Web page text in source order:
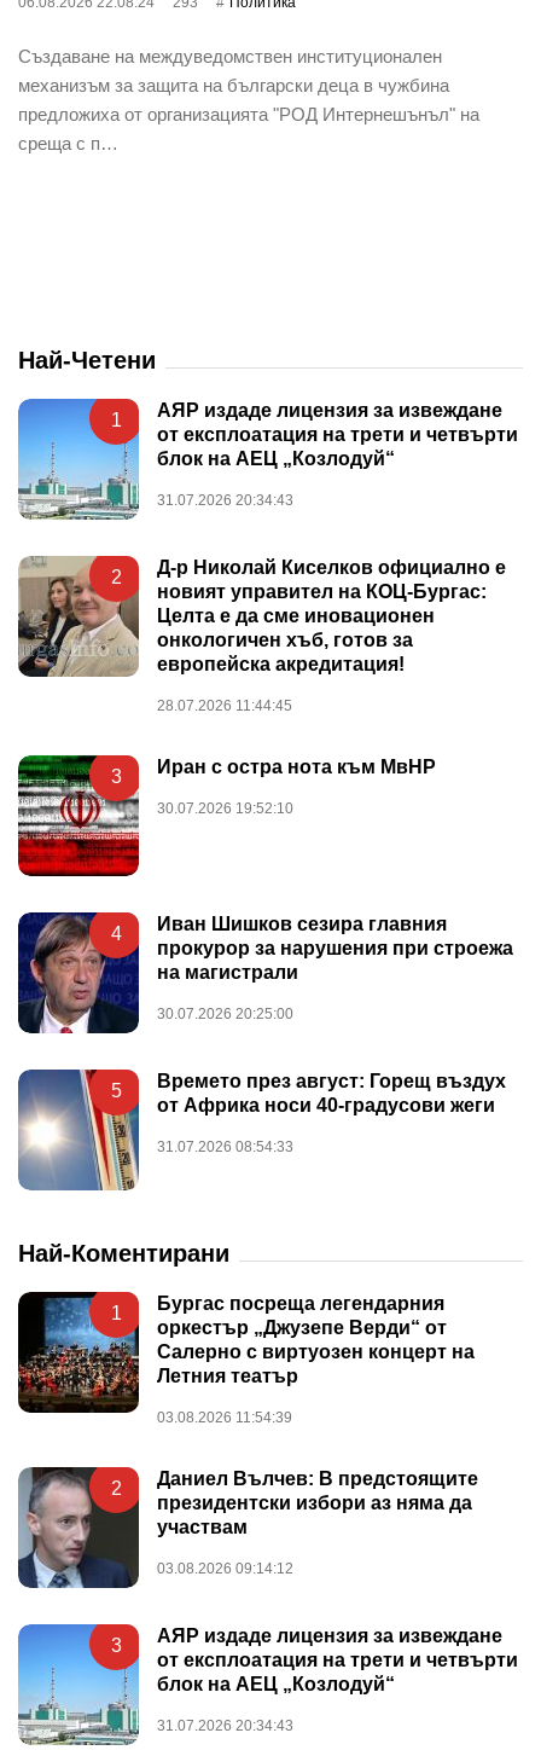
Създаване на междуведомствен институционален
механизъм за защита на български деца в чужбина
предложиха от организацията "РОД Интернешънъл" на
среща с п…
Най-Четени
1
АЯР издаде лицензия за извеждане
от експлоатация на трети и четвърти
блок на АЕЦ „Козлодуй“
31.07.2026 20:34:43
2
Д-р Николай Киселков официално е
новият управител на КОЦ-Бургас:
Целта е да сме иновационен
онкологичен хъб, готов за
европейска акредитация!
28.07.2026 11:44:45
3 Иран с остра нота към МвНР
30.07.2026 19:52:10
4
Иван Шишков сезира главния
прокурор за нарушения при строежа
на магистрали
30.07.2026 20:25:00
5
Времето през август: Горещ въздух
от Африка носи 40-градусови жеги
31.07.2026 08:54:33
Най-Коментирани
1
Бургас посреща легендарния
оркестър „Джузепе Верди“ от
Салерно с виртуозен концерт на
Летния театър
03.08.2026 11:54:39
2
Даниел Вълчев: В предстоящите
президентски избори аз няма да
участвам
03.08.2026 09:14:12
3
АЯР издаде лицензия за извеждане
от експлоатация на трети и четвърти
блок на АЕЦ „Козлодуй“
31.07.2026 20:34:43